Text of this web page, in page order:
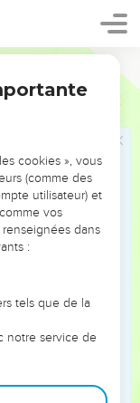
victorieux
avec
nous bénir ! Que
pays, Ainsi que
te louent, Et
!
conduis les
te louent, Les
Notre Dieu
cookies », vous
(comme des
utilisateur) et
vos
dans
:
tels que de la
notre service de